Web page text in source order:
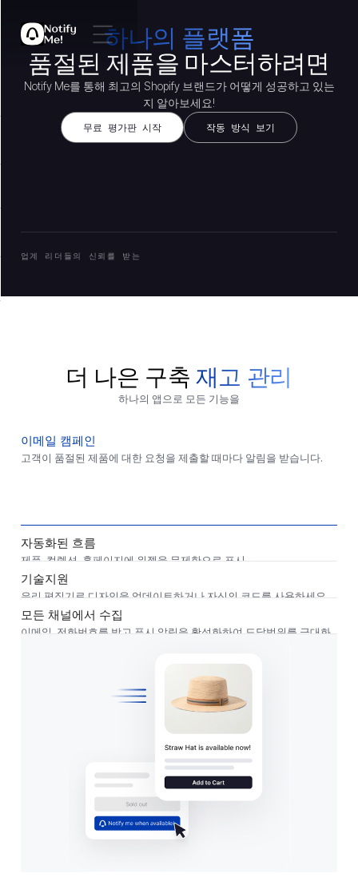
하나의 플랫폼
품절된 제품을 마스터하려면
Notify Me를 통해 최고의 Shopify 브랜드가 어떻게 성공하고 있는
지 알아보세요!
무료 평가판 시작 작동 방식 보기
업계 리더들의 신뢰를 받는
더 나은 구축 재고 관리
하나의 앱으로 모든 기능을
이메일 캠페인
고객이 품절된 제품에 대한 요청을 제출할 때마다 알림을 받습니다.
자동화된 흐름
제품, 컬렉션, 홈페이지에 위젯을 무제한으로 표시
기술지원
우리 편집기로 디자인을 업데이트하거나 자신의 코드를 사용하세요.
우리 팀이 당신을 위해 디자인을 만드는 데 도움을 줄 것입니다!
모든 채널에서 수집
이메일, 전화번호를 받고 푸시 알림을 활성화하여 도달범위를 극대화